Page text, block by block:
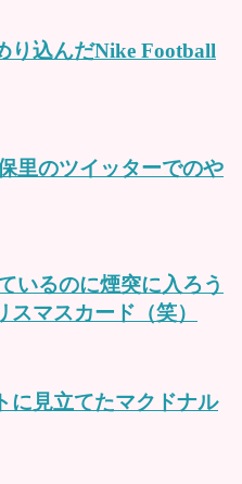
り込んだNike Football
里のツイッターでのや
いるのに煙突に入ろう
マスカード（笑）
に見立てたマクドナル